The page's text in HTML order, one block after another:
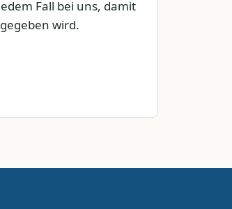
Fall bei uns, damit
wird.